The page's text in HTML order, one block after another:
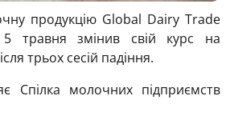
продукцію Global Dairy Trade
травня змінив свій курс на
трьох сесій падіння.
Спілка молочних підприємств